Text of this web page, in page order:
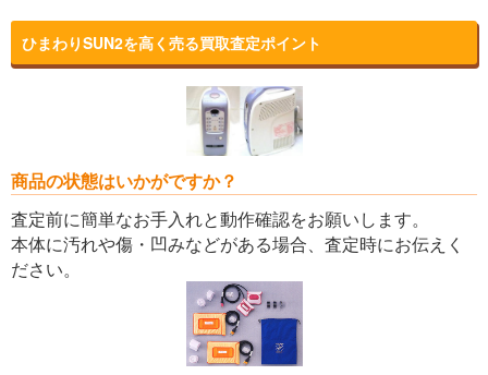
ひまわりSUN2を高く売る買取査定ポイント
商品の状態はいかがですか？
査定前に簡単なお手入れと動作確認をお願いします。
本体に汚れや傷・凹みなどがある場合、査定時にお伝えく
ださい。